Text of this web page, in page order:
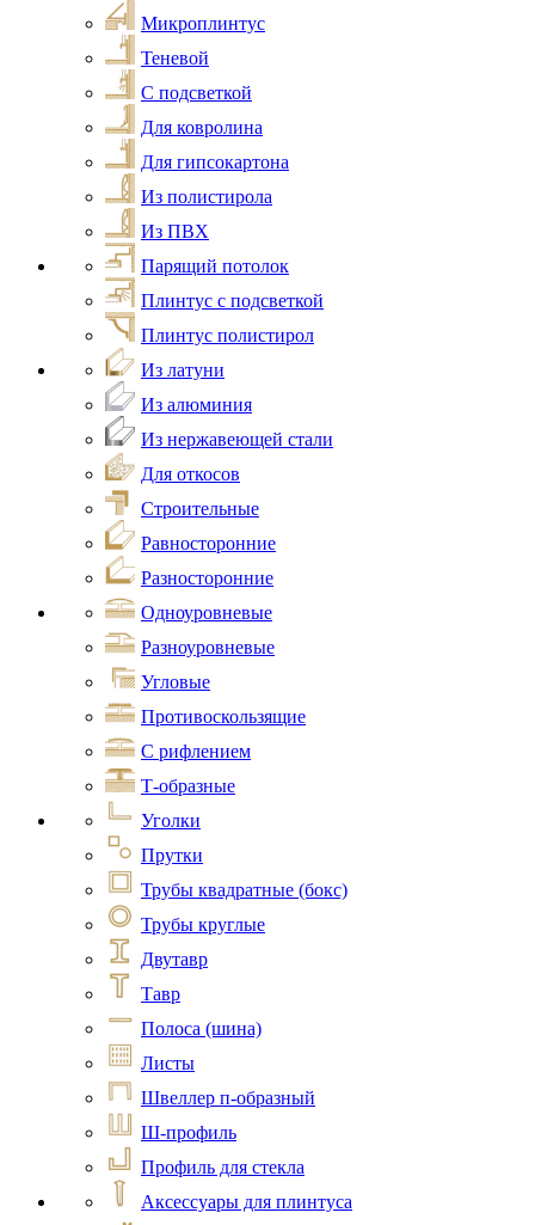
Микроплинтус
Теневой
С подсветкой
Для ковролина
Для гипсокартона
Из полистирола
Из ПВХ
Парящий потолок
Плинтус с подсветкой
Плинтус полистирол
Из латуни
Из алюминия
Из нержавеющей стали
Для откосов
Строительные
Равносторонние
Разносторонние
Одноуровневые
Разноуровневые
Угловые
Противоскользящие
С рифлением
Т-образные
Уголки
Прутки
Трубы квадратные (бокс)
Трубы круглые
Двутавр
Тавр
Полоса (шина)
Листы
Швеллер п-образный
Ш-профиль
Профиль для стекла
Аксессуары для плинтуса